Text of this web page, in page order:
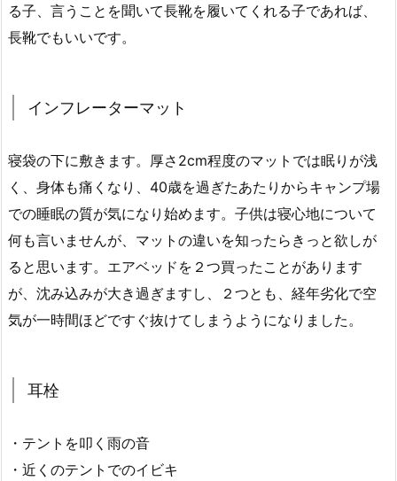
る子、言うことを聞いて長靴を履いてくれる子であれば、
長靴でもいいです。
インフレーターマット
寝袋の下に敷きます。厚さ2cm程度のマットでは眠りが浅
く、身体も痛くなり、40歳を過ぎたあたりからキャンプ場
での睡眠の質が気になり始めます。子供は寝心地について
何も言いませんが、マットの違いを知ったらきっと欲しが
ると思います。エアベッドを２つ買ったことがあります
が、沈み込みが大き過ぎますし、２つとも、経年劣化で空
気が一時間ほどですぐ抜けてしまうようになりました。
耳栓
・テントを叩く雨の音
・近くのテントでのイビキ